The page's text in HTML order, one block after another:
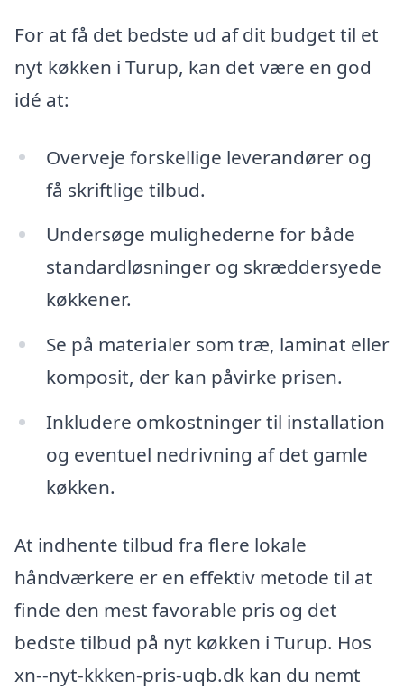
For at få det bedste ud af dit budget til et
nyt køkken i Turup, kan det være en god
idé at:
Overveje forskellige leverandører og
få skriftlige tilbud.
Undersøge mulighederne for både
standardløsninger og skræddersyede
køkkener.
Se på materialer som træ, laminat eller
komposit, der kan påvirke prisen.
Inkludere omkostninger til installation
og eventuel nedrivning af det gamle
køkken.
At indhente tilbud fra flere lokale
håndværkere er en effektiv metode til at
finde den mest favorable pris og det
bedste tilbud på nyt køkken i Turup. Hos
xn--nyt-kkken-pris-uqb.dk kan du nemt